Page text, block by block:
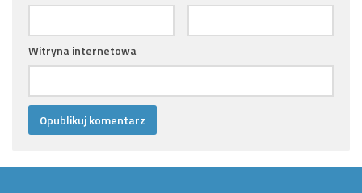
Witryna internetowa